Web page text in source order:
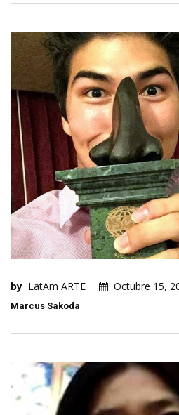
by LatAm ARTE Octubre 15,
Marcus Sakoda